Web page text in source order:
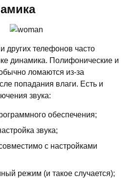
других телефонов часто
динамика. Полифонические и
ломаются из-за
попадания влаги. Есть и
звука:
обеспечения;
звука;
с настройками
режим (и такое случается);